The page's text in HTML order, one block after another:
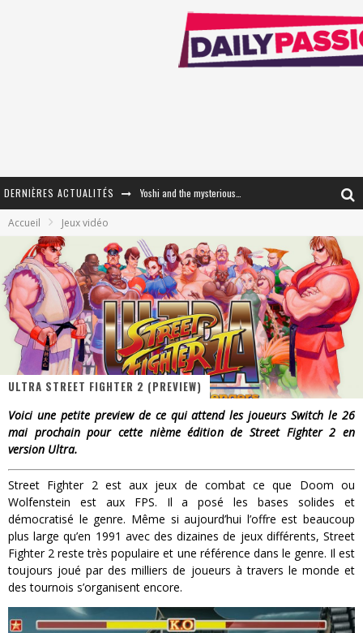
DERNIÈRES ACTUALITÉS
« The Broken Ring / This Mariage Will Fail Anyway » (Tome 2) – Préparer sa vengeance…
« Mon Village Révolté » - Combattre un Projet !
« Le Béton et le Bambou / Propositions pour Mayotte et le Monde. » - Améliorations !
Star Fox
PsyRiver 2026 : la magie revient sur les rives de l’Aar
« MOFUSAND / Parler Japonais » – Des Expressions Pratiques !
« Dr Wertham / L’homme qui étudia les tueurs en série » - Un Métier à Risque !
« Le Vent dand les Saules » - Une Belle Histoire !
Splatoon Raiders
Accueil Jeux vidéo
ULTRA STREET FIGHTER 2 (PREVIEW)
Voici une petite preview de ce qui attend les joueurs Switch le 26
mai prochain pour cette nième édition de Street Fighter 2 en
version Ultra.
Street Fighter 2 est aux jeux de combat ce que Doom ou
Wolfenstein est aux FPS. Il a posé les bases solides et
démocratisé le genre. Même si aujourd’hui l’offre est beaucoup
plus large qu’en 1991 avec des dizaines de jeux différents, Street
Fighter 2 reste très populaire et une référence dans le genre. Il est
toujours joué par des milliers de joueurs à travers le monde et
des tournois s’organisent encore.